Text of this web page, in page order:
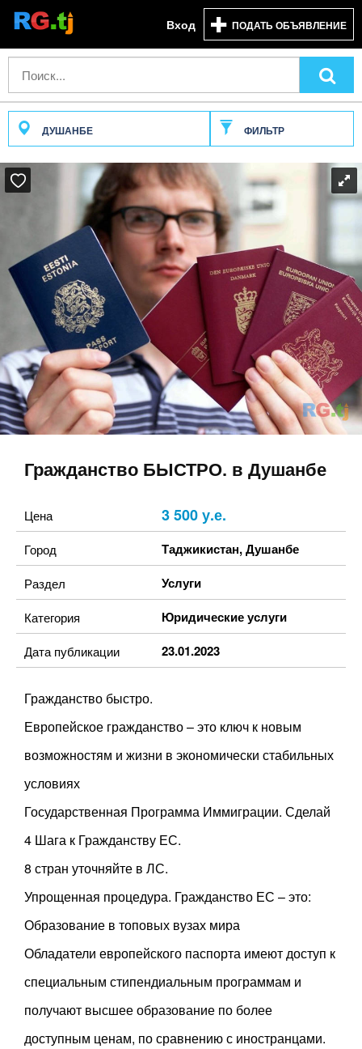
Вход ПОДАТЬ ОБЪЯВЛЕНИЕ
ДУШАНБЕ ФИЛЬТР
Гражданство БЫСТРО. в Душанбе
Цена 3 500 у.е.
Город Таджикистан,Душанбе
Раздел Услуги
Категория Юридические услуги
Дата публикации 23.01.2023
Гражданство быстро.
Европейское гражданство – это ключ к новым
возможностям и жизни в экономически стабильных
условиях
Государственная Программа Иммиграции. Сделай
4 Шага к Гражданству ЕС.
8 стран уточняйте в ЛС.
Упрощенная процедура. Гражданство ЕС – это:
Образование в топовых вузах мира
Обладатели европейского паспорта имеют доступ к
специальным стипендиальным программам и
получают высшее образование по более
доступным ценам, по сравнению с иностранцами.